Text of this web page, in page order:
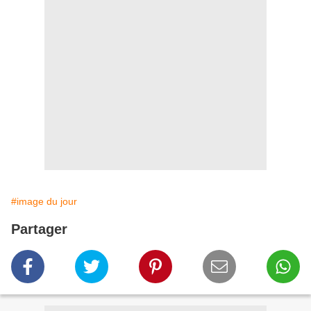
#image du jour
Partager